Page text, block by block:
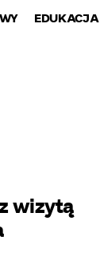
EDUKACJA
wizytą